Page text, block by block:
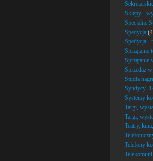
Sklepy -
Specjalne
Spedycja
Spedycja -
Sprzątanie
Sprzątanie
Sprzedaż
Studia
Syndycy,
Systemy
Targi,
Targi,
Teatry,
Telefony